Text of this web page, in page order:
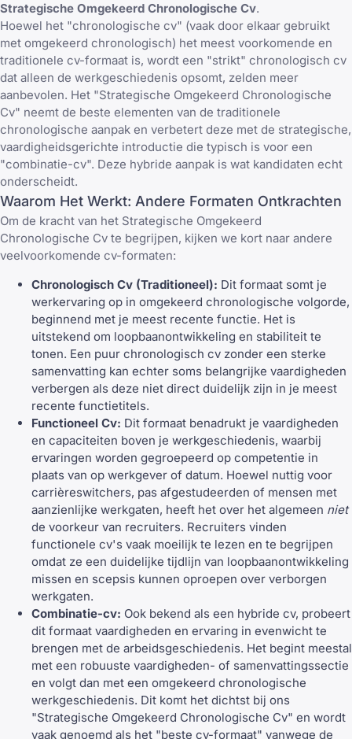
Strategische Omgekeerd Chronologische Cv.
Hoewel het "chronologische cv" (vaak door elkaar gebruikt
met omgekeerd chronologisch) het meest voorkomende en
traditionele cv-formaat is, wordt een "strikt" chronologisch cv
dat alleen de werkgeschiedenis opsomt, zelden meer
aanbevolen. Het "Strategische Omgekeerd Chronologische
Cv" neemt de beste elementen van de traditionele
chronologische aanpak en verbetert deze met de strategische,
vaardigheidsgerichte introductie die typisch is voor een
"combinatie-cv". Deze hybride aanpak is wat kandidaten echt
onderscheidt.
Waarom Het Werkt: Andere Formaten Ontkrachten
Om de kracht van het Strategische Omgekeerd
Chronologische Cv te begrijpen, kijken we kort naar andere
veelvoorkomende cv-formaten:
Chronologisch Cv (Traditioneel): Dit formaat somt je
werkervaring op in omgekeerd chronologische volgorde,
beginnend met je meest recente functie. Het is
uitstekend om loopbaanontwikkeling en stabiliteit te
tonen. Een puur chronologisch cv zonder een sterke
samenvatting kan echter soms belangrijke vaardigheden
verbergen als deze niet direct duidelijk zijn in je meest
recente functietitels.
Functioneel Cv: Dit formaat benadrukt je vaardigheden
en capaciteiten boven je werkgeschiedenis, waarbij
ervaringen worden gegroepeerd op competentie in
plaats van op werkgever of datum. Hoewel nuttig voor
carrièreswitchers, pas afgestudeerden of mensen met
aanzienlijke werkgaten, heeft het over het algemeen niet
de voorkeur van recruiters. Recruiters vinden
functionele cv's vaak moeilijk te lezen en te begrijpen
omdat ze een duidelijke tijdlijn van loopbaanontwikkeling
missen en scepsis kunnen oproepen over verborgen
werkgaten.
Combinatie-cv: Ook bekend als een hybride cv, probeert
dit formaat vaardigheden en ervaring in evenwicht te
brengen met de arbeidsgeschiedenis. Het begint meestal
met een robuuste vaardigheden- of samenvattingssectie
en volgt dan met een omgekeerd chronologische
werkgeschiedenis. Dit komt het dichtst bij ons
"Strategische Omgekeerd Chronologische Cv" en wordt
vaak genoemd als het "beste cv-formaat" vanwege de